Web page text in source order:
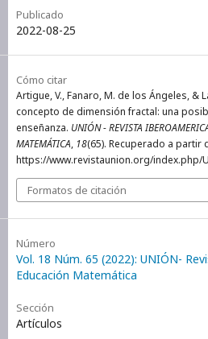
Publicado
2022-08-25
Cómo citar
Artigue, V., Fanaro, M. de los Ángeles, &
concepto de dimensión fractal: una
enseñanza. UNIÓN - REVISTA
MATEMÁTICA, 18(65). Recuperado a partir
https://www.revistaunion.org/index.php/
Formatos de citación
Número
Vol. 18 Núm. 65 (2022): UNIÓN-
Educación Matemática
Sección
Artículos